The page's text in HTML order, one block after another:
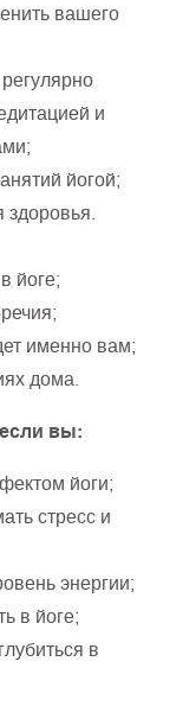
вашего
и
йогой;
здоровья.
йоге;
именно вам;
дома.
вы:
йоги;
стресс и
энергии;
в йоге;
в